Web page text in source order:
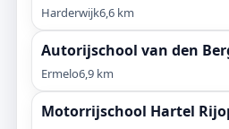
Harderwijk6,6 km
Autorijschool van den
Ermelo6,9 km
Motorrijschool Hartel